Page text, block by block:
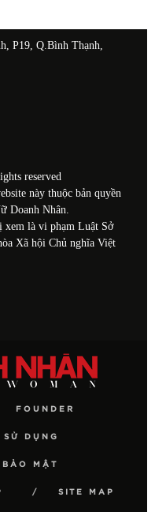
P19, Q.Bình Thạnh,
reserved
này thuộc bản quyền
Doanh Nhân.
xem là vi phạm Luật Sở
Xã hội Chủ nghĩa Việt
FOUNDER
DỤNG
MẬT
SITE MAP